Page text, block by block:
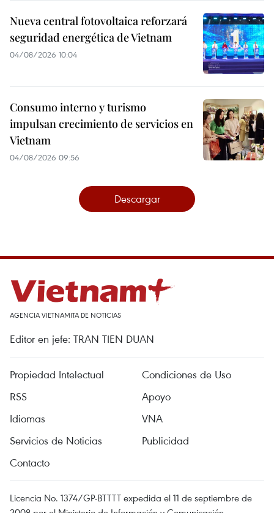
Nueva central fotovoltaica reforzará
seguridad energética de Vietnam
04/08/2026 10:04
Consumo interno y turismo
impulsan crecimiento de servicios en
Vietnam
04/08/2026 09:56
Descargar
AGENCIA VIETNAMITA DE NOTICIAS
Editor en jefe: TRAN TIEN DUAN
Propiedad Intelectual
Condiciones de Uso
RSS
Apoyo
Idiomas
VNA
Servicios de Noticias
Publicidad
Contacto
Licencia No. 1374/GP-BTTTT expedida el 11 de septiembre de